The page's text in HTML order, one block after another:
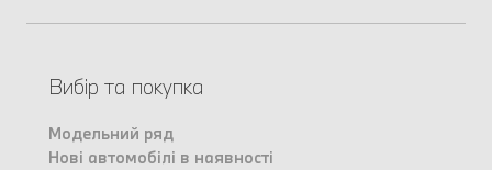
Вибір та покупка
Модельний ряд
Нові автомобілі в наявності